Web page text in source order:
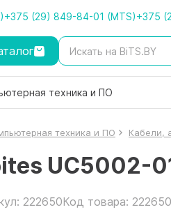
+375 (29) 849-84-01 (MTS)+375
техника и ПО
техника и ПО Кабели,
UC5002-
222650Код товара: 222650